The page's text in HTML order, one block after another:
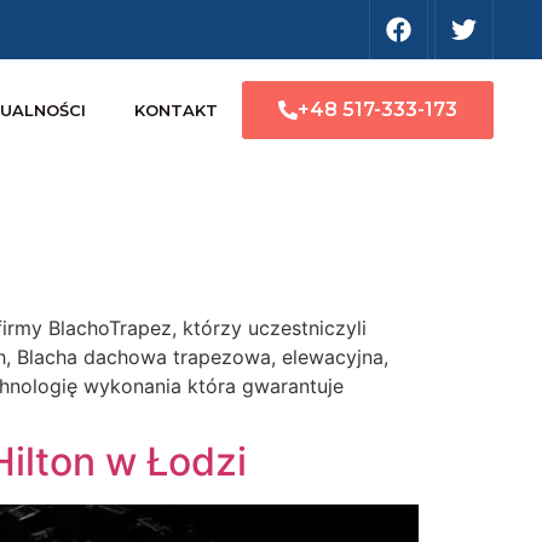
KONTAKT +48 517-333-173
BlachoTrapez, którzy uczestniczyli
dachowa trapezowa, elewacyjna,
wykonania która gwarantuje
w Łodzi